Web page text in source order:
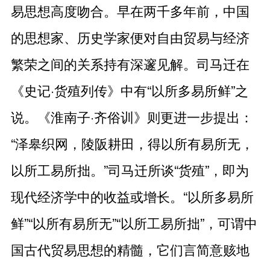
易思想高度吻合。早在两千多年前，中国
的思想家、历史学家便对自由贸易与经济
繁荣之间的关系持有深邃见解。司马迁在
《史记·货殖列传》中有“以所多易所鲜”之
说。《淮南子·齐俗训》则更进一步提出：
“泽皋织网，陵阪耕田，得以所有易所无，
以所工易所拙。”司马迁所谈“货殖”，即为
现代经济学中的收益或增长。“以所多易所
鲜”“以所有易所无”“以所工易所拙”，可谓中
国古代贸易思想的精髓，它们言简意赅地